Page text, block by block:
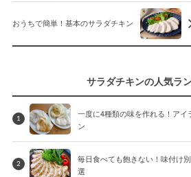
おうちで簡単！基本のサラダチキン
サラダチキンの人気ラ
1
一度に4種類の味を作れる！アイ
ン
2
毎日食べても飽きない！味付け
選